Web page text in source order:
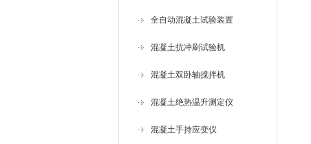
全自动混凝土试验装置
混凝土抗冲刷试验机
混凝土双卧轴搅拌机
混凝土绝热温升测定仪
混凝土手持应变仪